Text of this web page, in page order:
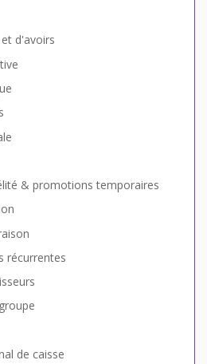
d'avoirs
& promotions temporaires
récurrentes
de caisse